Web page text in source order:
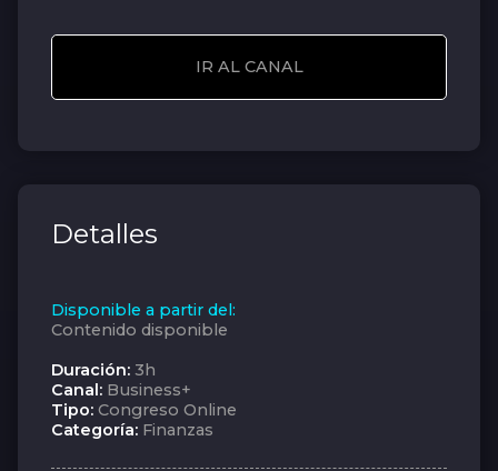
IR AL CANAL
Detalles
Disponible a partir del:
Contenido disponible
Duración: 3h
Canal: Business+
Tipo: Congreso Online
Categoría: Finanzas